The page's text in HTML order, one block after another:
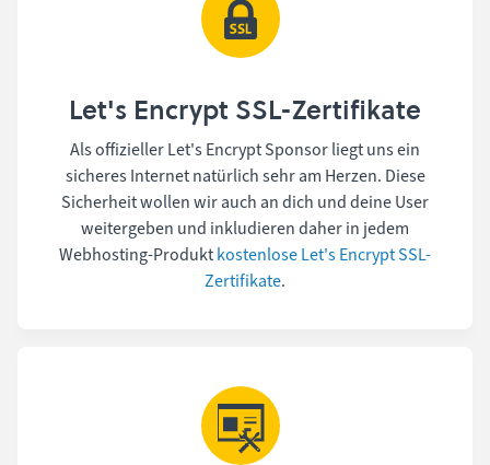
Let's Encrypt SSL-Zertifikate
Als offizieller Let's Encrypt Sponsor liegt uns ein
sicheres Internet natürlich sehr am Herzen. Diese
Sicherheit wollen wir auch an dich und deine User
weitergeben und inkludieren daher in jedem
Webhosting-Produktkostenlose Let's Encrypt SSL-
Zertifikate.